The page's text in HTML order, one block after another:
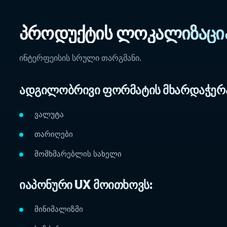
პროდუქტის
ინტერფეისის სრული თარგმანი.
ადგილობრივი ფორმატის
ვალუტა
თარიღები
მომხმარებლის სახელი
იაპონური UX მოითხოვს:
მინიმალიზმი